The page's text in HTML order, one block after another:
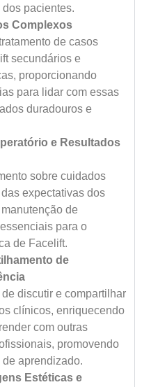
pacientes.
Complexos
de casos
secundários e
proporcionando
para lidar com essas
duradouros e
e Resultados
sobre cuidados
expectativas dos
de
para o
de Facelift.
de
discutir e compartilhar
clínicos, enriquecendo
com outras
promovendo
aprendizado.
Estéticas e